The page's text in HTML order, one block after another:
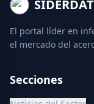
El portal líder en
el mercado del
Secciones